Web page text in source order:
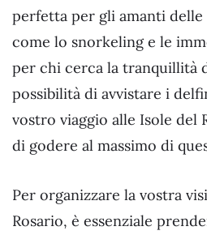
perfetta per gli amanti
come lo snorkeling e le
per chi cerca la tranquillità
possibilità di avvistare i
vostro viaggio alle Isole del
di godere al massimo di
Per organizzare la vostra
Rosario, è essenziale